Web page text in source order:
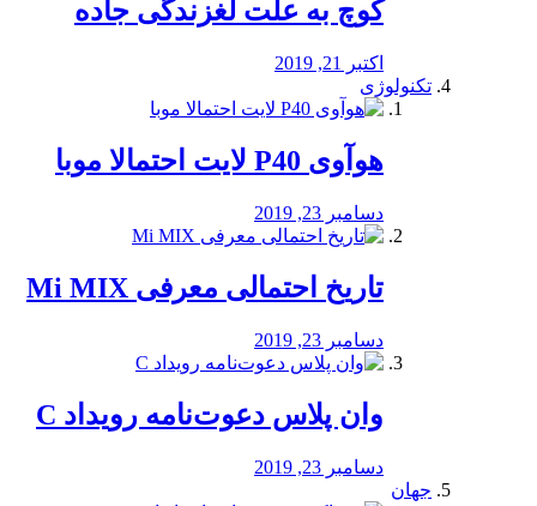
کوچ به علت لغزندگی جاده
اکتبر 21, 2019
تکنولوژی
هوآوی P40 لایت احتمالا موبا
دسامبر 23, 2019
تاریخ احتمالی معرفی Mi MIX
دسامبر 23, 2019
وان پلاس دعوت‌نامه رویداد C
دسامبر 23, 2019
جهان